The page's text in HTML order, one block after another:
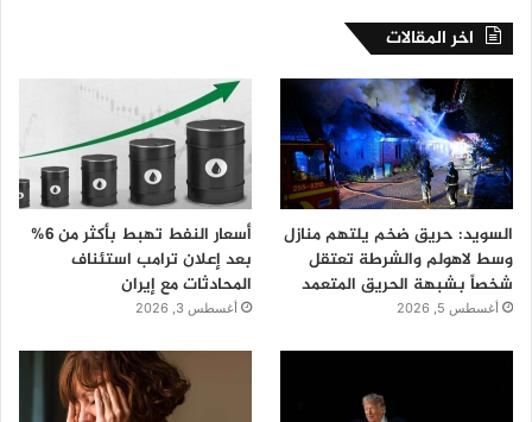
اخر المقالات
السويد: حريق ضخم يلتهم منازل
وسط لاهولم والشرطة تعتقل
شخصاً بشبهة الحريق المتعمد
أغسطس 5, 2026
أسعار النفط تهبط بأكثر من 6%
بعد إعلان ترامب استئناف
المحادثات مع إيران
أغسطس 3, 2026